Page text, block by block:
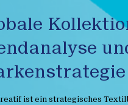
ist ein strategisches